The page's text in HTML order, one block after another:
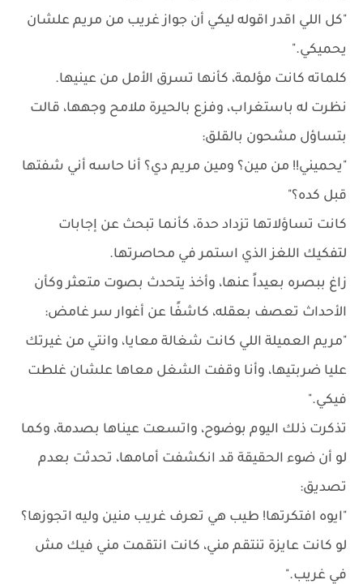
"كل اللي اقدر اقوله ليكي أن جواز غريب من مريم علشان
يحميكي."
كلماته كانت مؤلمة، كأنها تسرق الأمل من عينيها.
نظرت له باستغراب، وفزع بالحيرة ملامح وجهها، قالت
بتساؤل مشحون بالقلق:
"يحميني!! من مين؟ ومين مريم دي؟ أنا حاسه أني شفتها
قبل كده؟"
كانت تساؤلاتها تزداد حدة، كأنما تبحث عن إجابات
لتفكيك اللغز الذي استمر في محاصرتها.
زاغ ببصره بعيداً عنها، وأخذ يتحدث بصوت متعثر وكأن
الأحداث تعصف بعقله، كاشفًا عن أغوار سر غامض:
"مريم العميلة اللي كانت شغالة معايا، وانتي من غيرتك
عليا ضربتيها، وأنا وقفت الشغل معاها علشان غلطت
فيكي."
تذكرت ذلك اليوم بوضوح، واتسعت عيناها بصدمة، وكما
لو أن ضوء الحقيقة قد انكشفت أمامها، تحدثت بعدم
تصديق:
"ايوه افتكرتها! طيب هي تعرف غريب منين وليه اتجوزها؟
لو كانت عايزة تنتقم مني، كانت انتقمت مني فيك مش
في غريب."